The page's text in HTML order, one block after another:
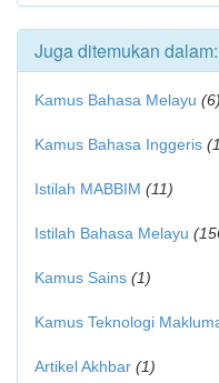
Juga ditemukan dalam:
Kamus Bahasa Melayu (6)
Kamus Bahasa Inggeris
Istilah MABBIM (11)
Istilah Bahasa Melayu
Kamus Sains (1)
Kamus Teknologi
Artikel Akhbar (1)